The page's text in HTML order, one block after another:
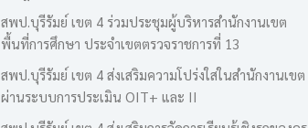
สพป.บุรีรัมย์ เขต 4 ร่วมประชุมผู้บริหารสำนักงานเขต
พื้นที่การศึกษา ประจำเขตตรวจราชการที่ 13
สพป.บุรีรัมย์ เขต 4 ส่งเสริมความโปร่งใสในสำนักงานเขต
ผ่านระบบการประเมิน OIT+ และ II